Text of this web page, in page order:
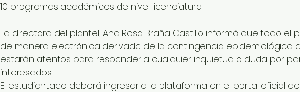
10 programas académicos de nivel licenciatura.
La directora del plantel, Ana Rosa Braña Castillo informó que todo el
de manera electrónica derivado de la contingencia epidemiológica
estarán atentos para responder a cualquier inquietud o duda por
interesados.
El estudiantado deberá ingresar a la plataforma en el portal oficial